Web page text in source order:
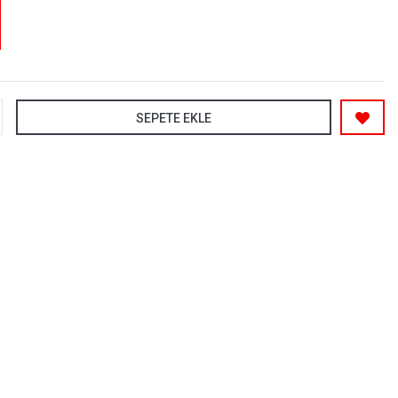
SEPETE EKLE